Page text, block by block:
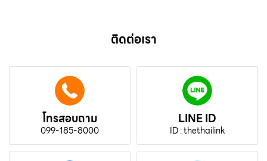
ติดต่อเรา
โทรสอบถาม
099-185-8000
LINE ID
ID : thethailink